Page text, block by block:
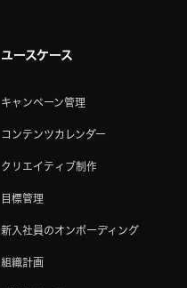
ユースケース
キャンペーン管理
コンテンツカレンダー
クリエイティブ制作
目標管理
新入社員のオンボーディング
組織計画